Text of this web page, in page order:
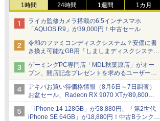
1時間 24時間 1週間 1カ月
ライカ監修カメラ搭載の6.5インチスマホ
「AQUOS R9」が39,000円！中古セール
令和のファミコンディスクシステム？安価に書
き換え可能なGB用「しましまディスクシステ
ム」
ゲーミングPC専門店「MDL秋葉原店」がオー
プン、開店記念プレゼントを求めるユーザーが
押し寄せ長蛇の列に
アキバお買い得価格情報（8月6日～7日調査）
お盆セール、Radeon RX 9070 XTが89,800
円、水平周波数24.8kHz対応の17型モニターが
9,801円、暑さ指数連動セール ほか
「iPhone 14 128GB」が58,880円、「第2世代
iPhone SE 64GB」が18,880円！中古Bランク品